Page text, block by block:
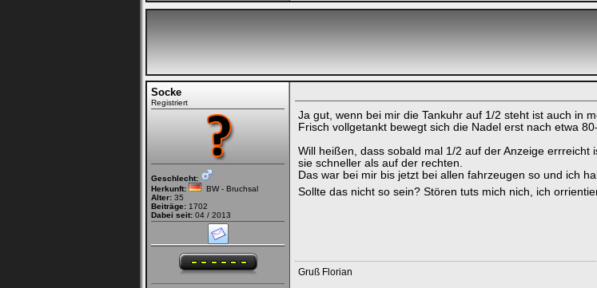
Socke
Registriert
Geschlecht:
Herkunft:
BW - Bruchsal
Alter: 35
Beiträge: 1702
Dabei seit: 04 / 2013
Ja gut, wenn bei mir die Tankuhr auf 1/2 steht ist auch in
Frisch vollgetankt bewegt sich die Nadel erst nach etwa
Will heißen, dass sobald mal 1/2 auf der Anzeige
sie schneller als auf der rechten.
Das war bei mir bis jetzt bei allen fahrzeugen so und ich
Sollte das nicht so sein? Stören tuts mich nich, ich
Gruß Florian